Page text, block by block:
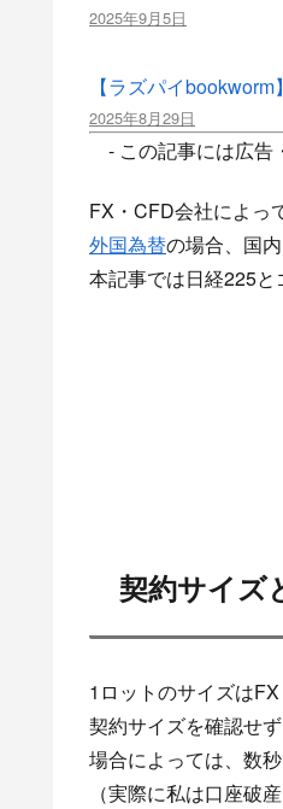
2025年9月5日
【ラズパイ
2025年8月29日
- この記事には広告
FX・CFD会社によっ
外国為替の場合、国
本記事では日経225と
契約サイズ
1ロットのサイズは
契約サイズを確認せ
場合によっては、数
（実際に私は口座破